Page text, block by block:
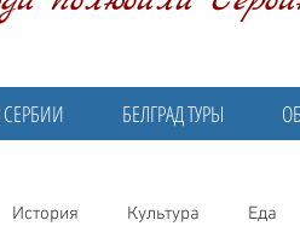
БЕЛГРАД ТУРЫ
История Культура Еда